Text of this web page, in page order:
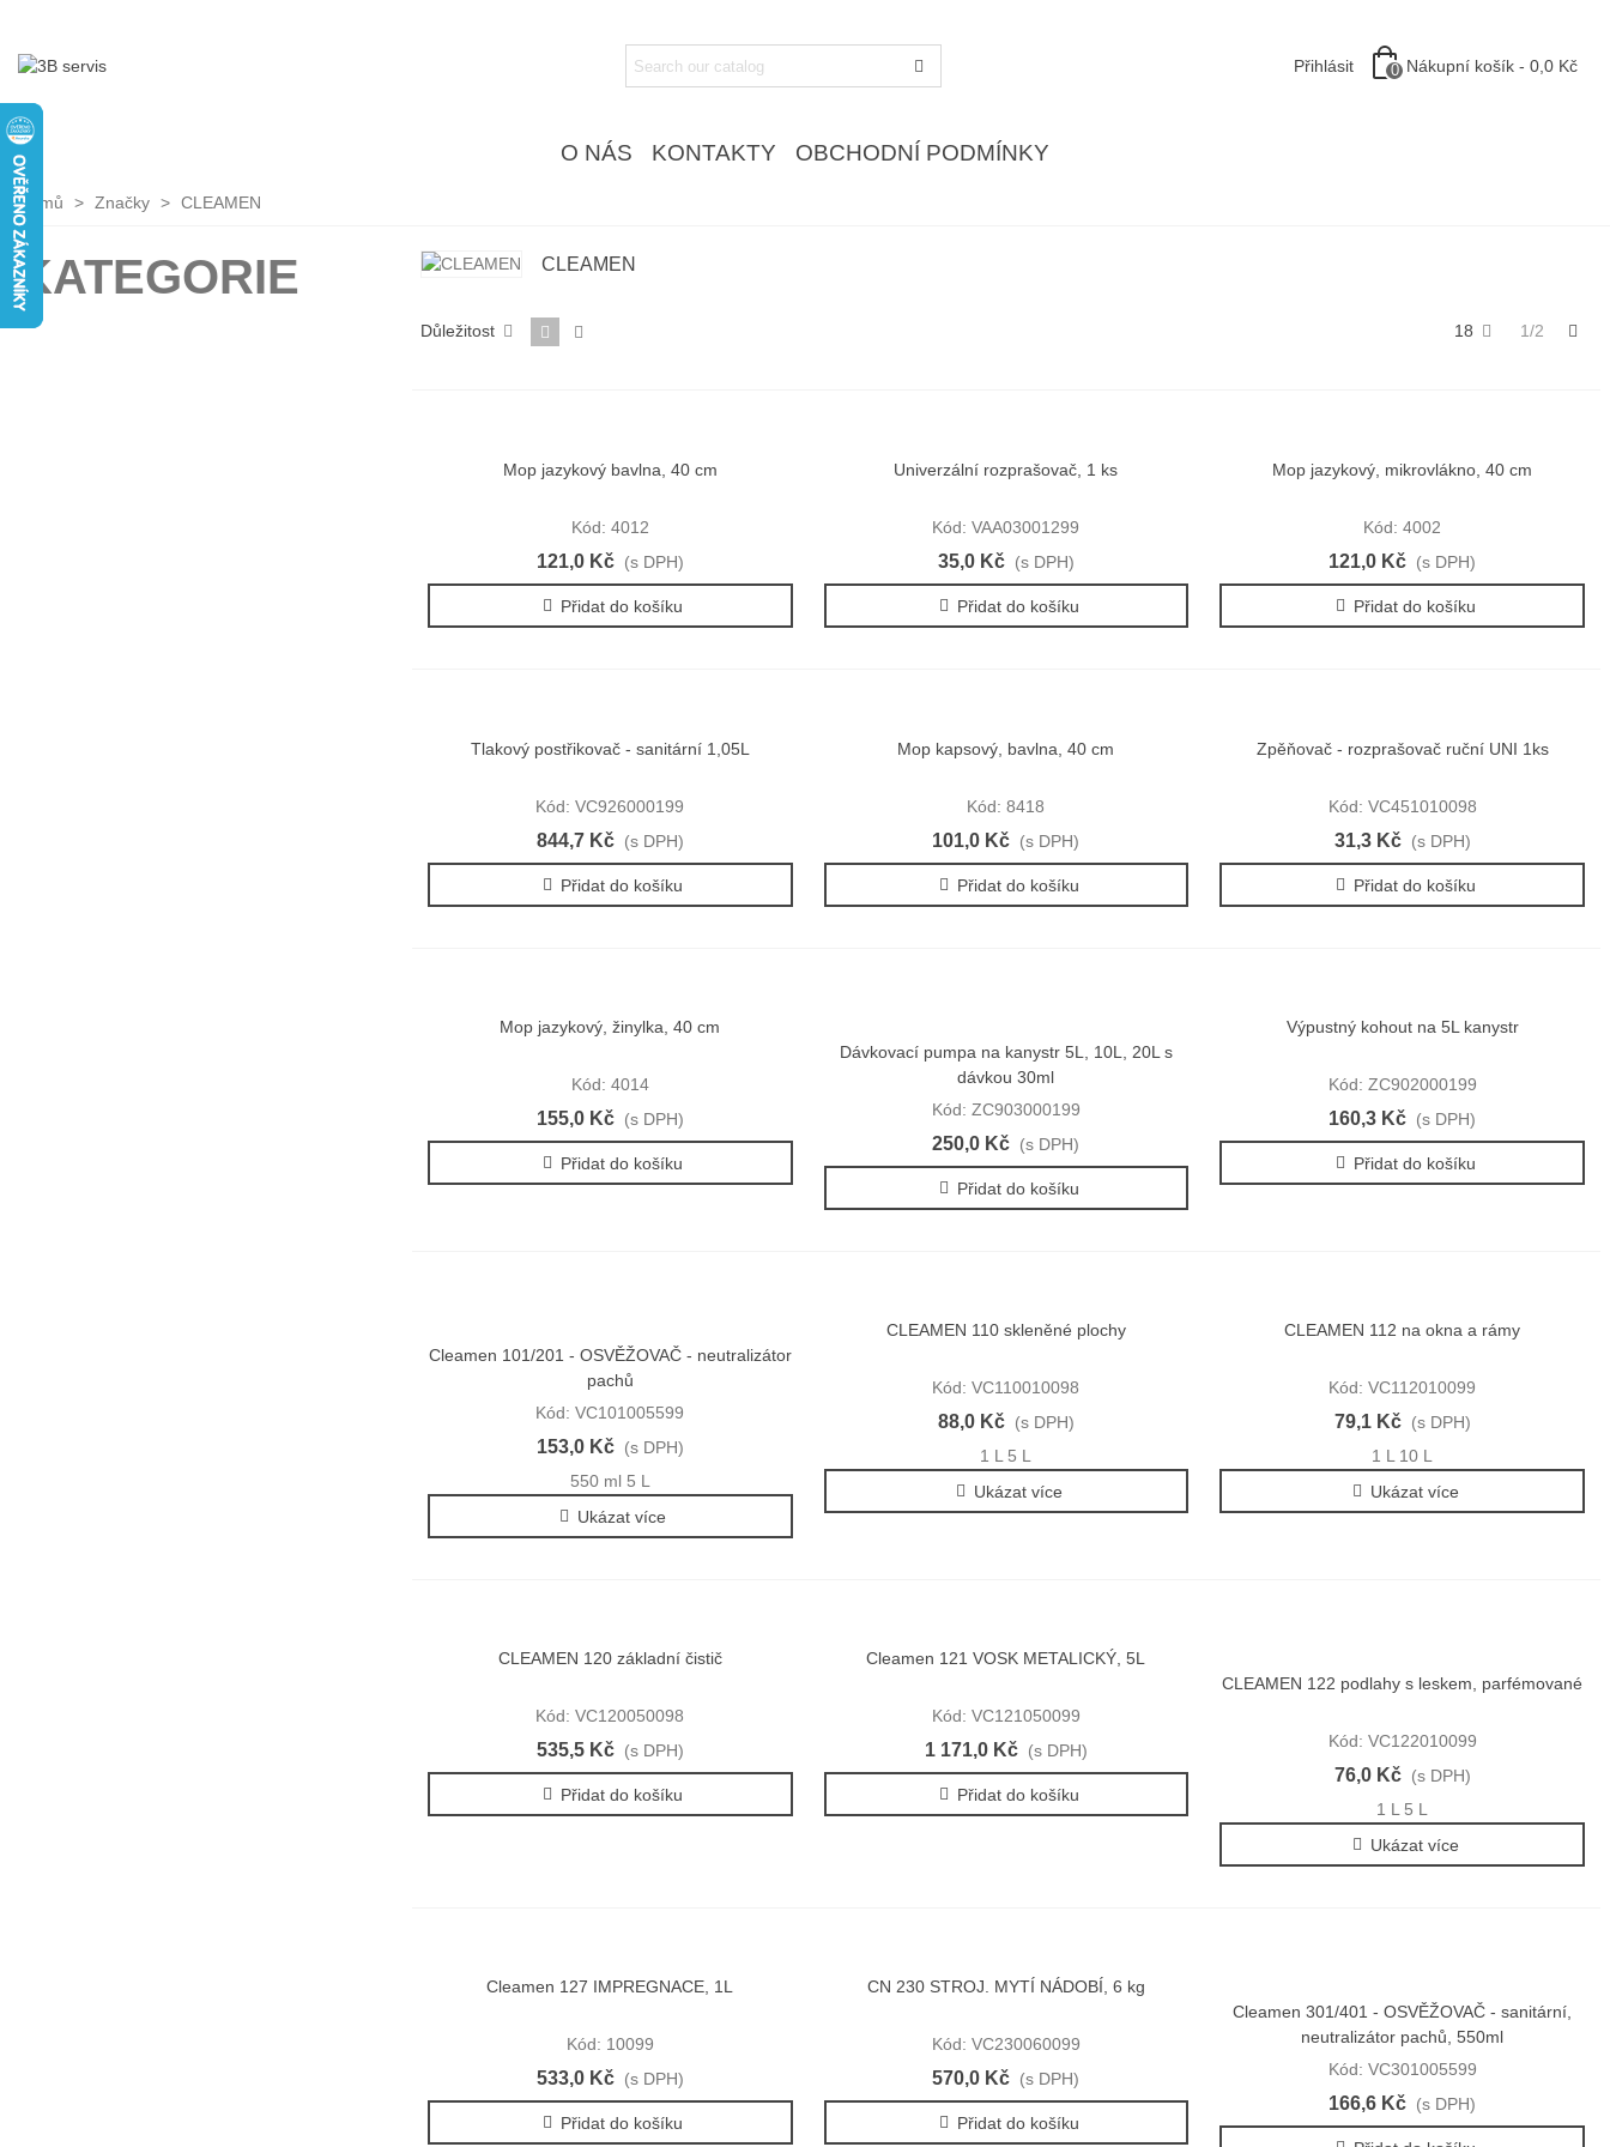
Přihlásit 0 Nákupní košík - 0,0 Kč
O NÁS KONTAKTY OBCHODNÍ PODMÍNKY
Domů > Značky > CLEAMEN
KATEGORIE CLEAMEN
Důležitost 18 1/2
Rychlý náhled
Mop jazykový bavlna, 40 cm
Kód: 4012
121,0 Kč (s DPH)
Přidat do košíku
Rychlý náhled
Univerzální rozprašovač, 1 ks
Kód: VAA03001299
35,0 Kč (s DPH)
Přidat do košíku
Rychlý náhled
Mop jazykový, mikrovlákno, 40 cm
Kód: 4002
121,0 Kč (s DPH)
Přidat do košíku
Rychlý náhled
Tlakový postřikovač - sanitární 1,05L
Kód: VC926000199
844,7 Kč (s DPH)
Přidat do košíku
Rychlý náhled
Mop kapsový, bavlna, 40 cm
Kód: 8418
101,0 Kč (s DPH)
Přidat do košíku
Rychlý náhled
Zpěňovač - rozprašovač ruční UNI 1ks
Kód: VC451010098
31,3 Kč (s DPH)
Přidat do košíku
Rychlý náhled
Mop jazykový, žinylka, 40 cm
Kód: 4014
155,0 Kč (s DPH)
Přidat do košíku
Rychlý náhled
Dávkovací pumpa na kanystr 5L, 10L, 20L s
dávkou 30ml
Kód: ZC903000199
250,0 Kč (s DPH)
Přidat do košíku
Rychlý náhled
Výpustný kohout na 5L kanystr
Kód: ZC902000199
160,3 Kč (s DPH)
Přidat do košíku
Rychlý náhled
Cleamen 101/201 - OSVĚŽOVAČ - neutralizátor
pachů
Kód: VC101005599
153,0 Kč (s DPH)
550 ml 5 L
Ukázat více
Rychlý náhled
CLEAMEN 110 skleněné plochy
Kód: VC110010098
88,0 Kč (s DPH)
1 L 5 L
Ukázat více
Rychlý náhled
CLEAMEN 112 na okna a rámy
Kód: VC112010099
79,1 Kč (s DPH)
1 L 10 L
Ukázat více
Rychlý náhled
CLEAMEN 120 základní čistič
Kód: VC120050098
535,5 Kč (s DPH)
Přidat do košíku
Rychlý náhled
Cleamen 121 VOSK METALICKÝ, 5L
Kód: VC121050099
1 171,0 Kč (s DPH)
Přidat do košíku
Rychlý náhled
CLEAMEN 122 podlahy s leskem, parfémované
Kód: VC122010099
76,0 Kč (s DPH)
1 L 5 L
Ukázat více
Rychlý náhled
Cleamen 127 IMPREGNACE, 1L
Kód: 10099
533,0 Kč (s DPH)
Přidat do košíku
Rychlý náhled
CN 230 STROJ. MYTÍ NÁDOBÍ, 6 kg
Kód: VC230060099
570,0 Kč (s DPH)
Přidat do košíku
Rychlý náhled
Cleamen 301/401 - OSVĚŽOVAČ - sanitární,
neutralizátor pachů, 550ml
Kód: VC301005599
166,6 Kč (s DPH)